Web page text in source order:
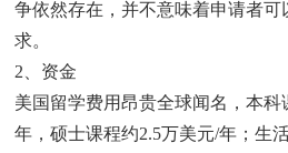
争依然存在，并不意味着申请者
求。
2、资金
美国留学费用昂贵全球闻名，本科
年，硕士课程约2.5万美元/年；生